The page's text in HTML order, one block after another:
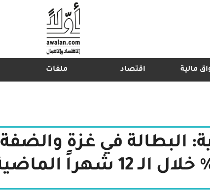
مالية اقتصاد ملفات
البطالة في غزة والضفة
اشترك في نشرتنا الإخبارية